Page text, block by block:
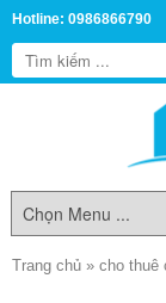
Hotline: 0986866790
Trang chủ » cho thuê